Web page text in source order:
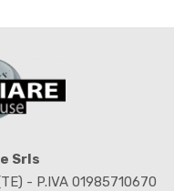
Srls
- P.IVA 01985710670